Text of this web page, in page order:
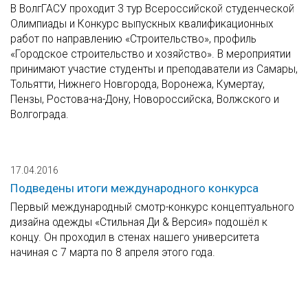
В ВолгГАСУ проходит 3 тур Всероссийской студенческой
Олимпиады и Конкурс выпускных квалификационных
работ по направлению «Строительство», профиль
«Городское строительство и хозяйство». В мероприятии
принимают участие студенты и преподаватели из Самары,
Тольятти, Нижнего Новгорода, Воронежа, Кумертау,
Пензы, Ростова-на-Дону, Новороссийска, Волжского и
Волгограда.
17.04.2016
Подведены итоги международного конкурса
Первый международный смотр-конкурс концептуального
дизайна одежды «Стильная Ди & Версия» подошёл к
концу. Он проходил в стенах нашего университета
начиная с 7 марта по 8 апреля этого года.